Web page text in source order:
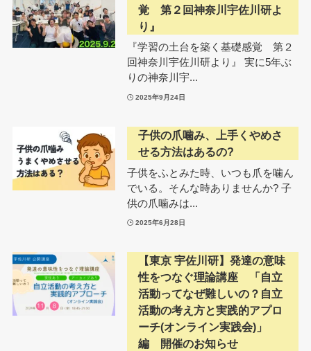
覚 第２回神奈川宇佐川研よ
り』
『学習の土台を築く基礎感覚 第２
回神奈川宇佐川研より』 実に5年ぶ
りの神奈川宇...
2025年9月24日
子供の爪噛み、上手くやめさ
せる方法はあるの?
子供をふとみた時、いつも爪を噛ん
でいる。そんな時ありませんか? 子
供の爪噛みは...
2025年6月28日
【東京 宇佐川研】発達の意味
性をつなぐ理論講座 「自立
活動ってなぜ難しいの？自立
活動の考え方と実践的アプロ
ーチ(オンライン実践会)」
編 開催のお知らせ